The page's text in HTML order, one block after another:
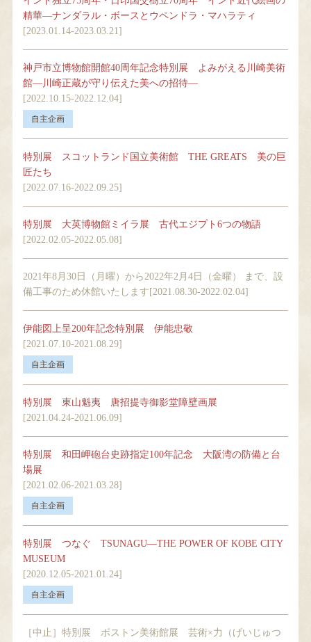
精華―ナンダラル・ボースとウペンドラ・マハラティ
[2023.01.14-2023.03.21]
神戸市立博物館開館40周年記念特別展 よみがえる川崎美術
館―川崎正蔵が守り伝えた美への招待―
[2022.10.15-2022.12.04]
特別展 スコットランド国立美術館 THE GREATS 美の巨
匠たち
[2022.07.16-2022.09.25]
特別展 大英博物館ミイラ展 古代エジプト6つの物語
[2022.02.05-2022.05.08]
2021年8月30日（月曜）から2022年2月4日（金曜） まで、設
備工事のため休館いたします[2021.08.30-2022.02.04]
伊能図上呈200年記念特別展 伊能忠敬
[2021.07.10-2021.08.29]
特別展 東山魁夷 唐招提寺御影堂障壁画展
[2021.04.24-2021.06.09]
特別展 和田岬砲台史跡指定100年記念 大阪湾の防備と台
場展
[2021.02.06-2021.03.28]
特別展 つなぐ TSUNAGU―THE POWER OF KOBE CITY
MUSEUM
[2020.12.05-2021.01.24]
［中止］特別展 ボストン美術館展 芸術×力（げいじゅつ